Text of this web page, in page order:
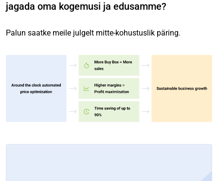
jagada oma kogemusi ja edusamme?
Palun saatke meile julgelt mitte-kohustuslik päring.